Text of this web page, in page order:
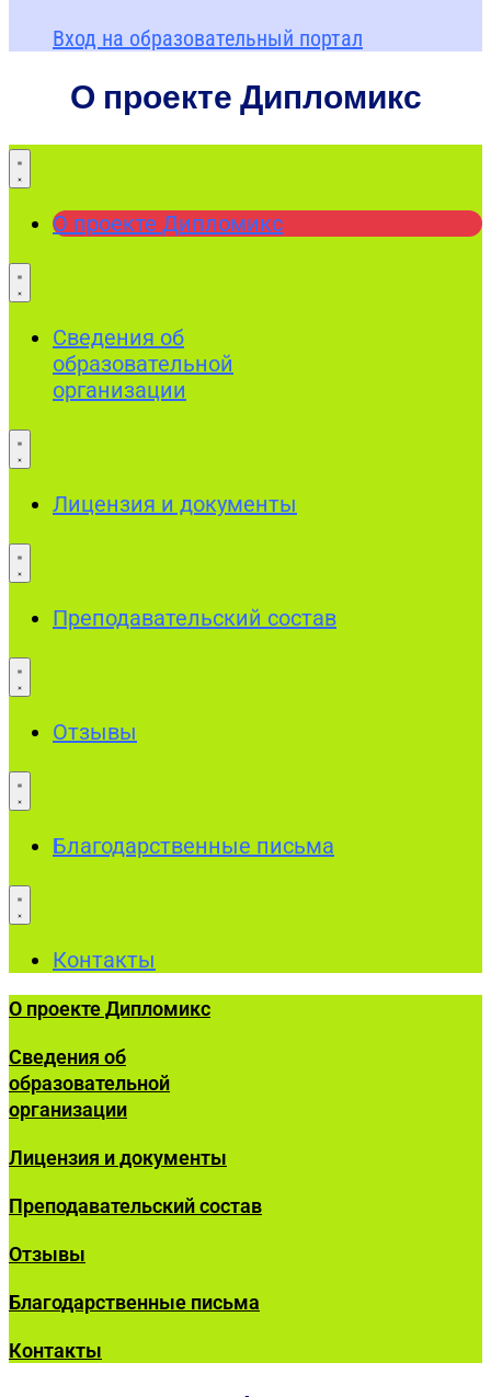
Вход на образовательный портал
О проекте Дипломикс
О проекте Дипломикс
Сведения об
образовательной
организации
Лицензия и документы
Преподавательский состав
Отзывы
Благодарственные письма
Контакты
О проекте Дипломикс
Сведения об
образовательной
организации
Лицензия и документы
Преподавательский состав
Отзывы
Благодарственные письма
Контакты